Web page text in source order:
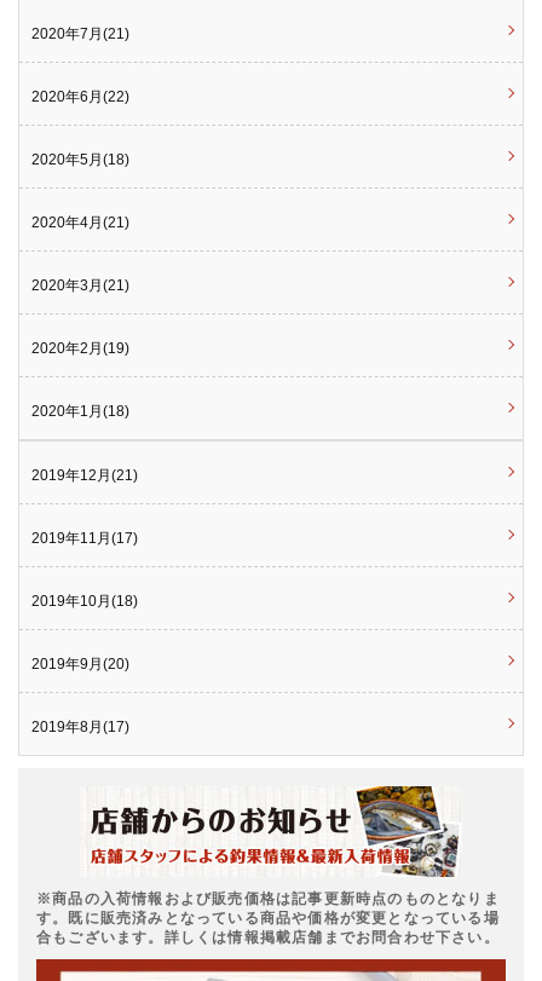
2020年7月(21)
2020年6月(22)
2020年5月(18)
2020年4月(21)
2020年3月(21)
2020年2月(19)
2020年1月(18)
2019年12月(21)
2019年11月(17)
2019年10月(18)
2019年9月(20)
2019年8月(17)
※商品の入荷情報および販売価格は記事更新時点のものとなりま
す。既に販売済みとなっている商品や価格が変更となっている場
合もございます。詳しくは情報掲載店舗までお問合わせ下さい。